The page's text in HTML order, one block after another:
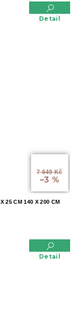
Detail
7 649 Kč
–3 %
25 CM 140 X 200 CM
Detail